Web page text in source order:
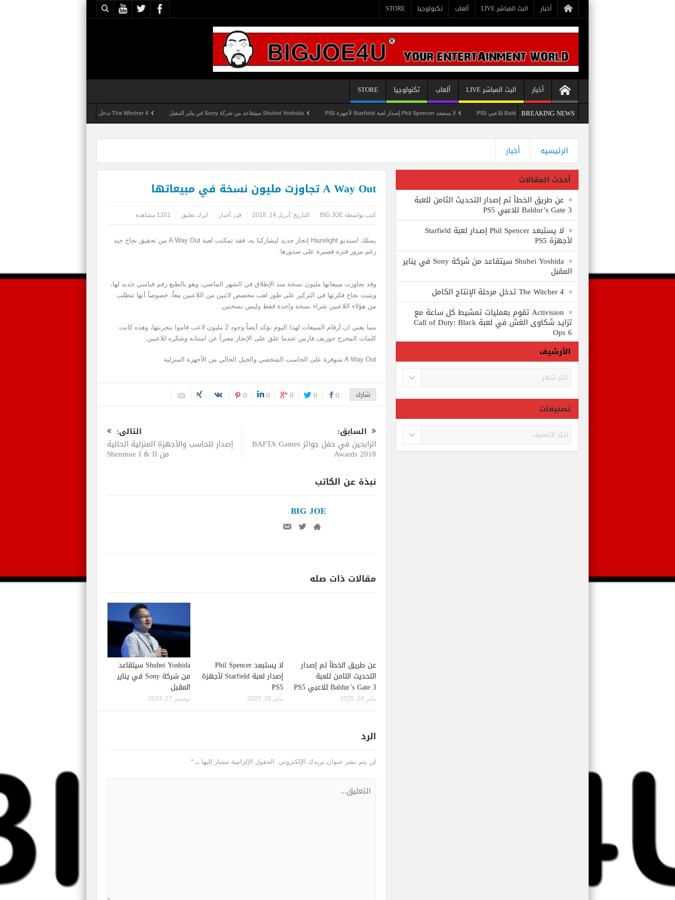
أخبار البث المباشر LIVE ألعاب تكنولوجيا STORE
أخبار البث المباشر LIVE ألعاب تكنولوجيا
STORE
BREAKING NEWSعن طريق الخطأ تم إصدار التحديث الثامن للعبة Baldur’s Gate 3 للاعبي PS5 لا يستبعد Phil Spencer إصدار لعبة Starfield لأجهزة PS5 Shuhei Yoshida سيتقاعد من شركة Sony في يناير المقبل The Witcher 4 تدخل مرحلة الإنتاج الكامل
الرئيسيه أخبار
A Way Out تجاوزت مليون نسخة في مبيعاتها
كتب بواسطة BIG JOE التاريخ: أبريل 14, 2018 فى : أخبار اترك تعليق 1201 مشاهدة
يمتلك استديو Hazelight إنجاز جديد ليشاركنا به، فقد تمكنت لعبة A Way Out من تحقيق نجاح جيد
رغم مرور فترة قصيرة على صدورها.
وقد تجاوزت مبيعاتها مليون نسخة منذ الإطلاق في الشهر الماضي، وهو بالطبع رقم قياسي جديد لها،
ويثبت نجاح فكرتها في التركيز على طور لعب مخصص لاثنين من اللاعبين معاً، خصوصاً أنها تتطلب
من هؤلاء اللاعبين شراء نسخة واحدة فقط وليس نسختين.
مما يعني ان أرقام المبيعات لهذا اليوم تؤكد أيضاً وجود 2 مليون لاعب قاموا بتجربتها، وهذه كانت
كلمات المخرج جوزيف فارس عندما علق على الإنجاز معبراً عن امتنانه وشكره للاعبين.
A Way Out متوفرة على الحاسب الشخصي والجيل الحالي من الأجهزة المنزلية
شارك 0
0
0
0
0
السابق:
الرابحين في حفل جوائز BAFTA Games
Awards 2018
التالى:
إصدار للحاسب والأجهزة المنزلية الحالية
من Shenmue I & II
نبذة عن الكاتب
BIG JOE
مقالات ذات صله
عن طريق الخطأ تم إصدار
التحديث الثامن للعبة
Baldur’s Gate 3 للاعبي PS5
يناير 28, 2025
لا يستبعد Phil Spencer
إصدار لعبة Starfield لأجهزة
PS5
يناير 28, 2025
Shuhei Yoshida سيتقاعد
من شركة Sony في يناير
المقبل
نوفمبر 27, 2024
الرد
لن يتم نشر عنوان بريدك الإلكتروني. الحقول الإلزامية مشار إليها بـ *
أحدث المقالات
عن طريق الخطأ تم إصدار التحديث الثامن للعبة
Baldur’s Gate 3 للاعبي PS5
لا يستبعد Phil Spencer إصدار لعبة Starfield
لأجهزة PS5
Shuhei Yoshida سيتقاعد من شركة Sony في يناير
المقبل
The Witcher 4 تدخل مرحلة الإنتاج الكامل
Activision تقوم بعمليات تمشيط كل ساعة مع
تزايد شكاوى الغش في لعبة Call of Duty: Black
Ops 6
الأرشيف
الأرشيف
تصنيفات
تصنيفات